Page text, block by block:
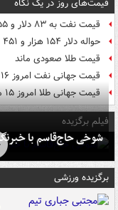
قیمت‌های روز در یک نگاه
قیمت نفت به ۸۳ دلار و ۵۵ سنت در هر بشکه رسید
حواله دلار ۱۵۴ هزار و ۴۵۱ تومان شد
قیمت طلا صعودی ماند
قیمت جهانی نفت امروز ۱۶ مرداد
قیمت جهانی طلا امروز ۱۵ مرداد
فیلم برگزیده
شوخی حاج‌قاسم با
برگزیده ورزشی